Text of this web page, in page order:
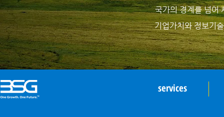
국가의 경계를 넘어
기업가치와 정보기
services